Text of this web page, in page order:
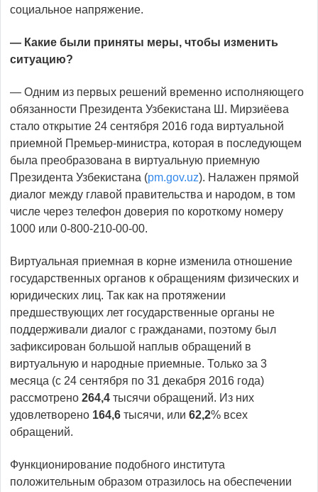
социальное напряжение.
— Какие были приняты меры, чтобы изменить
ситуацию?
— Одним из первых решений временно исполняющего
обязанности Президента Узбекистана Ш. Мирзиёева
стало открытие 24 сентября 2016 года виртуальной
приемной Премьер-министра, которая в последующем
была преобразована в виртуальную приемную
Президента Узбекистана (pm.gov.uz). Налажен прямой
диалог между главой правительства и народом, в том
числе через телефон доверия по короткому номеру
1000 или 0-800-210-00-00.
Виртуальная приемная в корне изменила отношение
государственных органов к обращениям физических и
юридических лиц. Так как на протяжении
предшествующих лет государственные органы не
поддерживали диалог с гражданами, поэтому был
зафиксирован большой наплыв обращений в
виртуальную и народные приемные. Только за 3
месяца (с 24 сентября по 31 декабря 2016 года)
рассмотрено 264,4 тысячи обращений. Из них
удовлетворено 164,6 тысячи, или 62,2% всех
обращений.
Функционирование подобного института
положительным образом отразилось на обеспечении